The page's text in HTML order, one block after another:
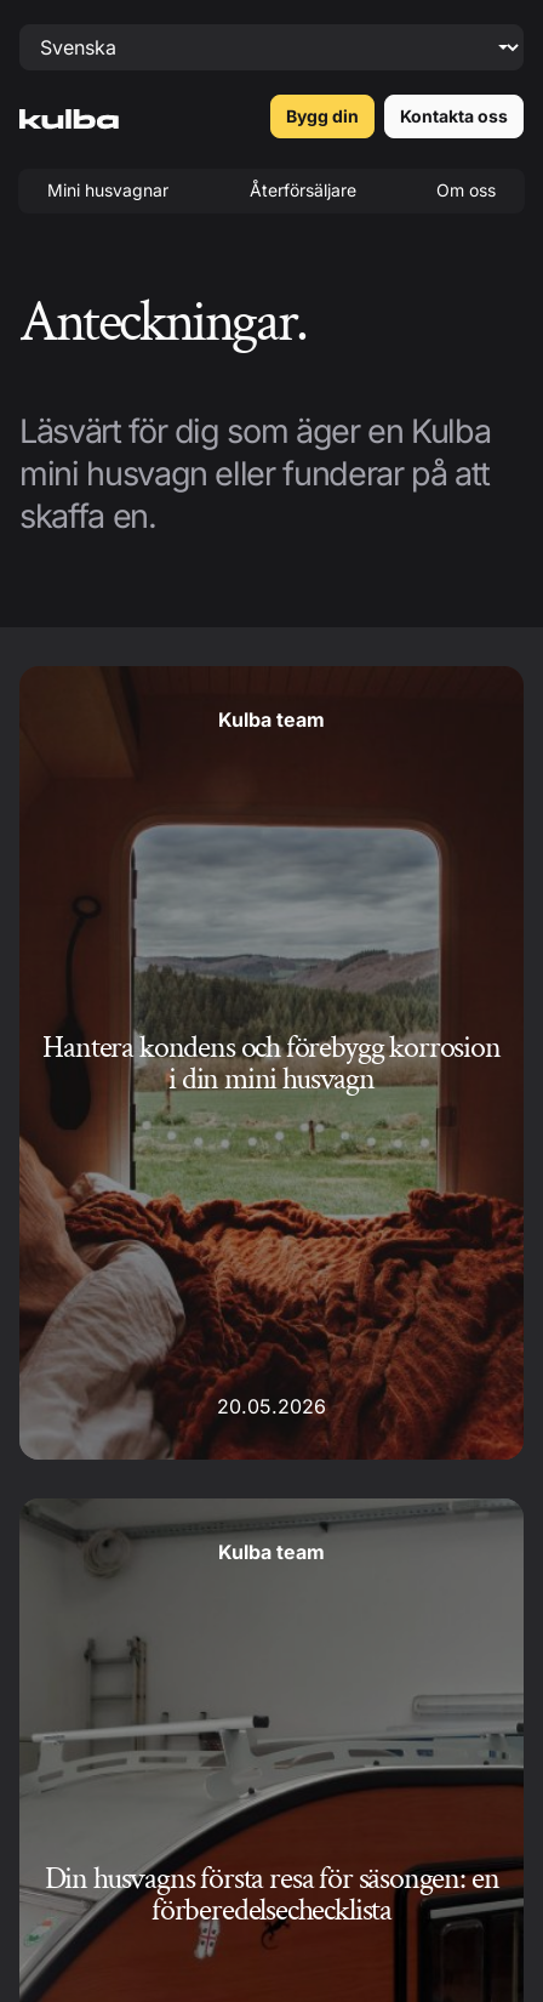
Mini husvagnar Återförsäljare Om oss
Bygg din Kontakta oss
Anteckningar.
Läsvärt för dig som äger en Kulba
mini husvagn eller funderar på att
skaffa en.
Kulba team
Hantera kondens och förebygg korrosion
i din mini husvagn
20.05.2026
Kulba team
Din husvagns första resa för säsongen: en
förberedelsechecklista